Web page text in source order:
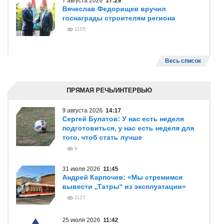
Вячеслав Федорищев вручил
госнаграды строителям региона
1105
Весь список
ПРЯМАЯ РЕЧЬ/ИНТЕРВЬЮ
9 августа 2026 14:17
Сергей Булатов: У нас есть неделя
подготовиться, у нас есть неделя для
того, чтоб стать лучше
9
31 июля 2026 11:45
Андрей Карпочев: «Мы стремимся
вывести „Татры“ из эксплуатации»
1127
25 июля 2026 11:42